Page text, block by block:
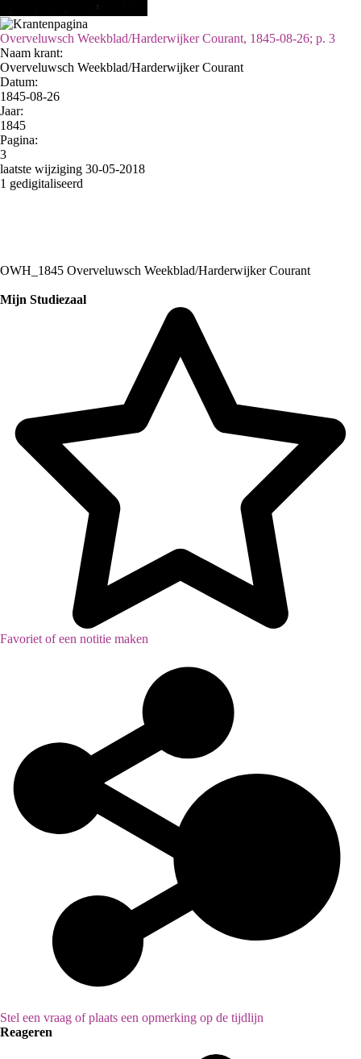
Overveluwsch Weekblad/Harderwijker Courant, 1845-08-26; p. 3
Naam krant:
Overveluwsch Weekblad/Harderwijker Courant
Datum:
1845-08-26
Jaar:
1845
Pagina:
3
laatste wijziging 30-05-2018
1 gedigitaliseerd
OWH_1845 Overveluwsch Weekblad/Harderwijker Courant
Mijn Studiezaal
Favoriet of een notitie maken
Stel een vraag of plaats een opmerking op de tijdlijn
Reageren